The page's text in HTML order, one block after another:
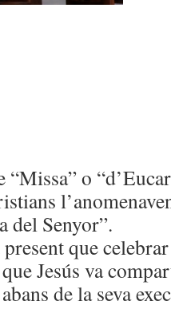
“Missa” o
del Senyor”.
que
Jesús va
de la seva